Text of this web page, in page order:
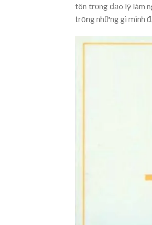
tôn trọng đạo lý làm
trọng những gì mình